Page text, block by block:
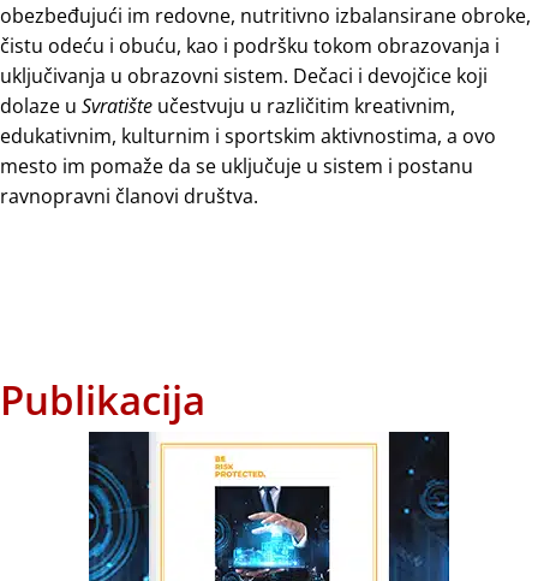
obezbeđujući im redovne, nutritivno izbalansirane obroke,
čistu odeću i obuću, kao i podršku tokom obrazovanja i
uključivanja u obrazovni sistem. Dečaci i devojčice koji
dolaze u Svratište učestvuju u različitim kreativnim,
edukativnim, kulturnim i sportskim aktivnostima, a ovo
mesto im pomaže da se uključuje u sistem i postanu
ravnopravni članovi društva.
Publikacija